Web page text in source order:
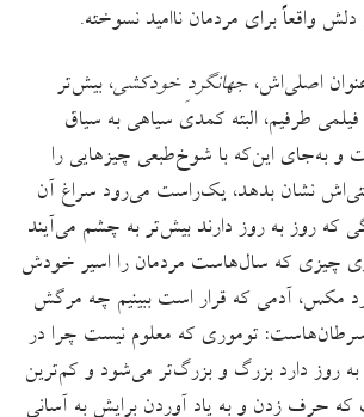
برای مردمان ناامید نسوخته.
اصلی‌اش،جهانگردِ خودکشی، بیش‌تر
طرفیم، البته کمدی سیاهی به سیاق
و به‌جای این‌که با شوخ‌طبعی چیزهایی را
نشان بدهد، یک‌راست می‌رود سراغ آن
که روز به روز دارند بیش‌‌‌تر به چشم می‌آیند
چیزی که سال‌هاست مردمان را اسیر خودش
مکس، آدمی که قرار است ببینیم چه مرگش
توموری که معلوم نیست چرا در
روز دارد بزرگ و بزرگ‌تر می‌شود و کم‌ترین
حرف زدن و به یاد آوردن برایش به آسانیِ